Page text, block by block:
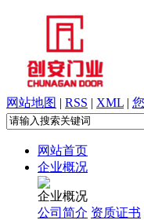
网站地图 | RSS | XML |
网站首页
企业概况
企业概况
公司简介 资质证书